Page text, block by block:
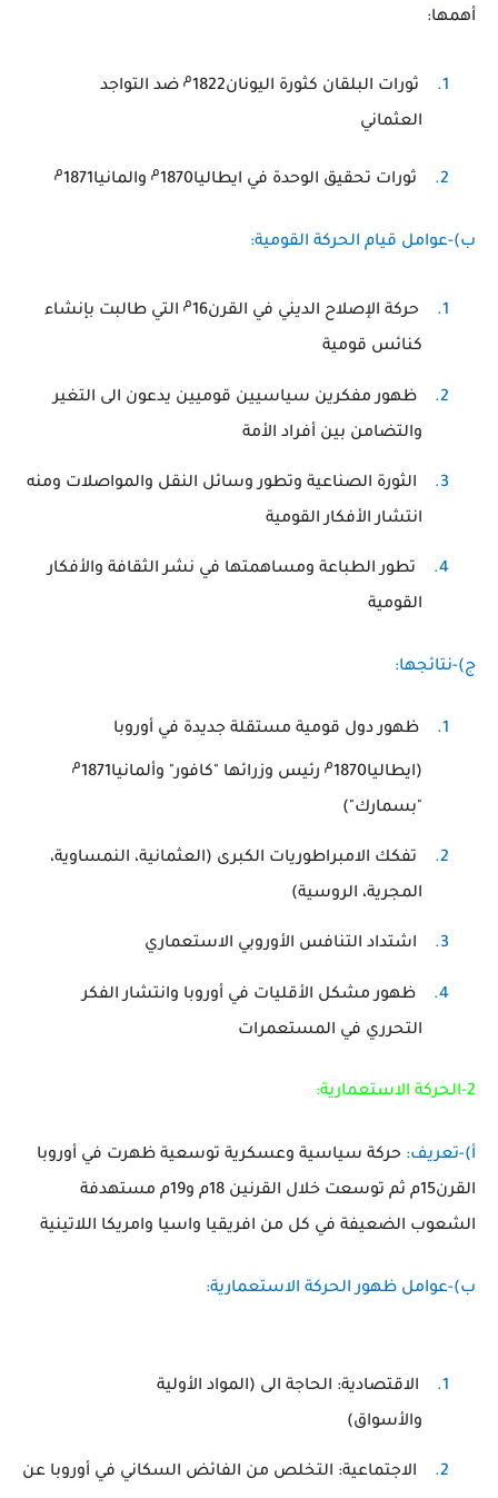
أهمها:
1. ثورات البلقان كثورة اليونان1822 م ضد التواجد
العثماني
2. ثورات تحقيق الوحدة في ايطاليا1870 م والمانيا1871 م
ب)-عوامل قيام الحركة القومية:
1. حركة الإصلاح الديني في القرن16 م التي طالبت بإنشاء
كنائس قومية
2.
ظهور مفكرين سياسيين قوميين يدعون الى التغير
والتضامن بين أفراد الأمة
3.
الثورة الصناعية وتطور وسائل النقل والمواصلات ومنه
انتشار الأفكار القومية
4.
تطور الطباعة ومساهمتها في نشر الثقافة والأفكار
القومية
ج)-نتائجها:
1. ظهور دول قومية مستقلة جديدة في أوروبا
(ايطاليا1870 م رئيس وزرائها "كافور" وألمانيا1871 م
"بسمارك")
2.
تفكك الامبراطوريات الكبرى (العثمانية، النمساوية،
المجرية، الروسية)
3. اشتداد التنافس الأوروبي الاستعماري
4.
ظهور مشكل الأقليات في أوروبا وانتشار الفكر
التحرري في المستعمرات
2-الحركة الاستعمارية:
أ)-تعريف: حركة سياسية وعسكرية توسعية ظهرت في أوروبا
القرن15م ثم توسعت خلال القرنين 18م و19م مستهدفة
الشعوب الضعيفة في كل من افريقيا واسيا وامريكا اللاتينية
ب)-عوامل ظهور الحركة الاستعمارية:
1.
الاقتصادية: الحاجة الى (المواد الأولية
والأسواق)
2. الاجتماعية: التخلص من الفائض السكاني في أوروبا عن